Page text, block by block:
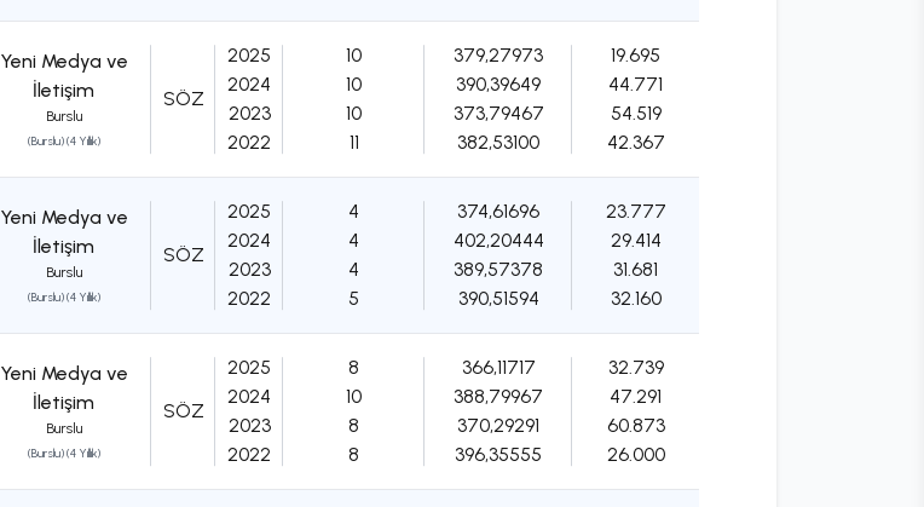
Yeni Medya ve
İletişim
Burslu
(Burslu) (4 Yıllık)
SÖZ
2025
2024
2023
2022
10
10
10
11
379,27973
390,39649
373,79467
382,53100
19.695
44.771
54.519
42.367
Yeni Medya ve
İletişim
Burslu
(Burslu) (4 Yıllık)
SÖZ
2025
2024
2023
2022
4
4
4
5
374,61696
402,20444
389,57378
390,51594
23.777
29.414
31.681
32.160
Yeni Medya ve
İletişim
Burslu
(Burslu) (4 Yıllık)
SÖZ
2025
2024
2023
2022
8
10
8
8
366,11717
388,79967
370,29291
396,35555
32.739
47.291
60.873
26.000